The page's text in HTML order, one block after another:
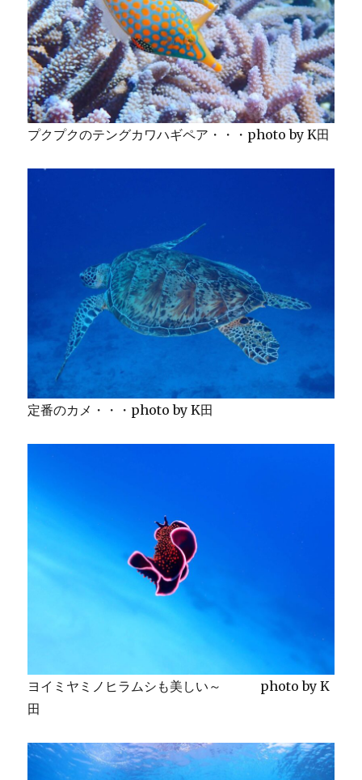
プクプクのテングカワハギペア・・・photo by K田
定番のカメ・・・photo by K田
ヨイミヤミノヒラムシも美しい～ photo by K
田